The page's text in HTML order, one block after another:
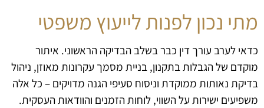
מתי נכון לפנות לייעוץ משפטי
כדאי לערב עורך דין כבר בשלב הבדיקה הראשוני. איתור
מוקדם של הגבלות בתקנון, בניית מסמך עקרונות מאוזן, ניהול
בדיקת נאותות ממוקדת וניסוח סעיפי הגנה מדויקים – כל אלה
משפיעים ישירות על השווי, לוחות הזמנים והוודאות העסקית.